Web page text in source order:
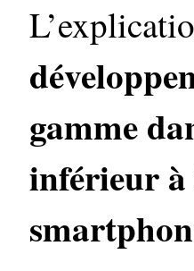
gamme
inférieur à